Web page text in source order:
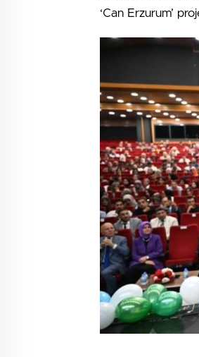
‘Can Erzurum’